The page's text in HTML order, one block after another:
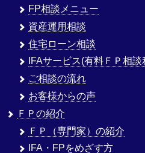
FP相談メニュー
資産運用相談
住宅ローン相談
IFAサービス(有料ＦＰ相
ご相談の流れ
お客様からの声
ＦＰの紹介
ＦＰ（専門家）の紹介
IFA・FPをめざす方